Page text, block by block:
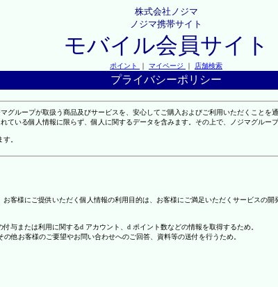
株式会社ノジマ
ノジマ携帯サイト
モバイル会員サイト
ポイント ｜ マイページ ｜ 店舗検索
プライバシーポリシー
ループが取扱う商品及びサービスを、安心してご購入およびご利用いただくこと
いる個人情報に限らず、個人に関するデータを含みます。その上で、ノジマグル
。
客様にご提供いただく個人情報の利用目的は、お客様にご満足いただくサービスの
与または利用に関するd アカウント、d ポイント数などの情報を取得するため。
他お客様のご要望やお問い合わせへのご回答、資料等の送付を行うため。